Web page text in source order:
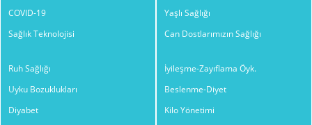
COVID-19
Sağlık Teknolojisi
Yaşlı Sağlığı
Can Dostlarımızın Sağlığı
Ruh Sağlığı
Uyku Bozuklukları
Diyabet
İyileşme-Zayıflama Öyk.
Beslenme-Diyet
Kilo Yönetimi